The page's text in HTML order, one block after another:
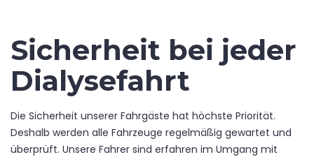
Sicherheit bei jeder
Dialysefahrt
Die Sicherheit unserer Fahrgäste hat höchste Priorität.
Deshalb werden alle Fahrzeuge regelmäßig gewartet und
überprüft. Unsere Fahrer sind erfahren im Umgang mit